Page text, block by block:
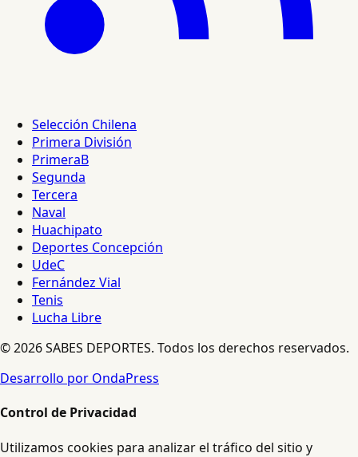
Selección Chilena
Primera División
PrimeraB
Segunda
Tercera
Naval
Huachipato
Deportes Concepción
UdeC
Fernández Vial
Tenis
Lucha Libre
© 2026 SABES DEPORTES. Todos los derechos reservados.
Desarrollo por OndaPress
Control de Privacidad
Utilizamos cookies para analizar el tráfico del sitio y